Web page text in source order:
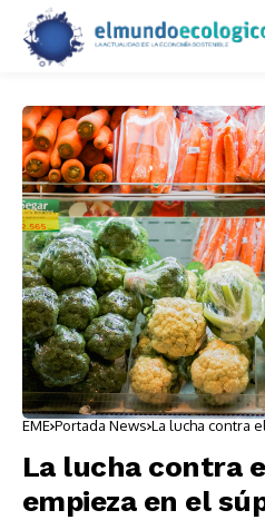
EME Portada News La lucha contra
La lucha contra
empieza en el